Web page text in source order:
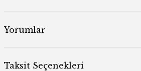
Yorumlar
Taksit Seçenekleri